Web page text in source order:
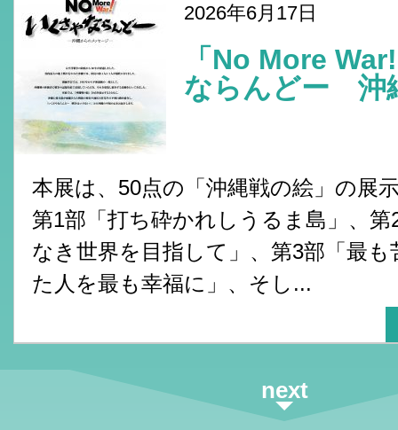
2026年6月17日
「No More
ならんどー 沖
本展は、50点の「沖縄戦の絵」の展
第1部「打ち砕かれしうるま島」、第
なき世界を目指して」、第3部「最
た人を最も幸福に」、そし...
next